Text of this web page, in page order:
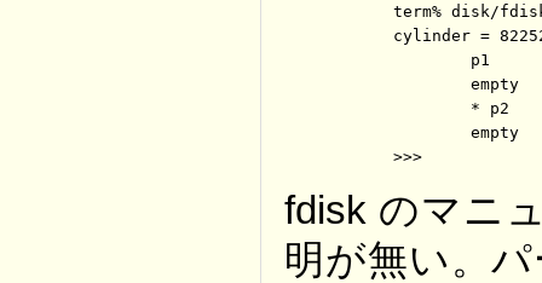
	term% disk/fdisk -r /dev/sdC0/data
		empty                512 1027        (515 cylinders, 3.94 GB)
		empty               1700 2432        (732 cylinders, 5.60 GB)
	>>>
fdisk のマニ
明が無い。